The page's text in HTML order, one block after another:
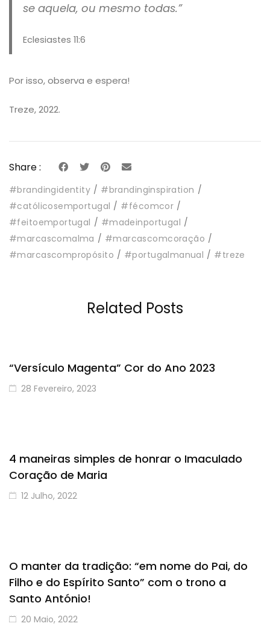
se aquela, ou mesmo todas.”
Eclesiastes 11:6
Por isso, observa e espera!
Treze, 2022.
Share :
#brandingidentity
#brandinginspiration
#católicosemportugal
#fécomcor
#feitoemportugal
#madeinportugal
#marcascomalma
#marcascomcoração
#marcascompropósito
#portugalmanual #treze
Related Posts
“Versículo Magenta” Cor do Ano 2023
28 Fevereiro, 2023
4 maneiras simples de honrar o Imaculado
Coração de Maria
12 Julho, 2022
O manter da tradição: “em nome do Pai, do
Filho e do Espírito Santo” com o trono a
Santo António!
20 Maio, 2022